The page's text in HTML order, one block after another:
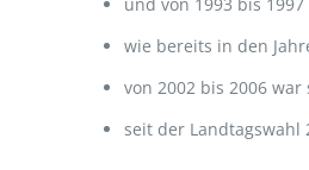
wie bereits in den
von 2002 bis 2006
seit der Landtagswahl